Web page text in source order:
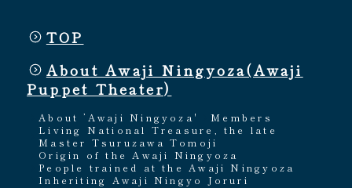
TOP
About Awaji Ningyoza(Awaji
Puppet Theater)
About ’Awaji Ningyoza'
Members
Living National Treasure, the late
Master Tsuruzawa Tomoji
Origin of the Awaji Ningyoza
People trained at the Awaji Ningyoza
Inheriting Awaji Ningyo Joruri